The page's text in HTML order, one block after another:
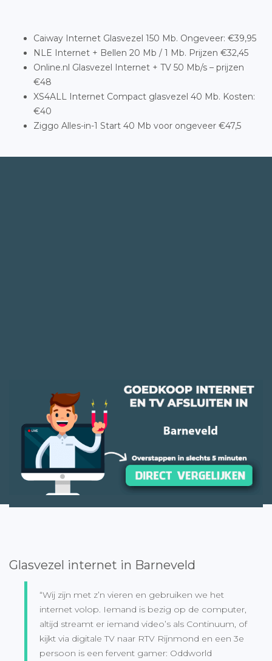
Caiway Internet Glasvezel 150 Mb. Ongeveer: €39,95
NLE Internet + Bellen 20 Mb / 1 Mb. Prijzen €32,45
Online.nl Glasvezel Internet + TV 50 Mb/s – prijzen
€48
XS4ALL Internet Compact glasvezel 40 Mb. Kosten:
€40
Ziggo Alles-in-1 Start 40 Mb voor ongeveer €47,5
Glasvezel internet in Barneveld
“Wij zijn met z’n vieren en gebruiken we het
internet volop. Iemand is bezig op de computer,
altijd streamt er iemand video’s als Continuum, of
kijkt via digitale TV naar RTV Rijnmond en een 3e
persoon is een fervent gamer: Oddworld